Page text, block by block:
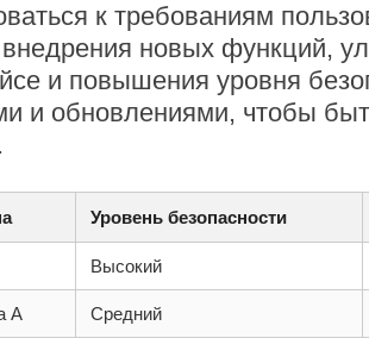
к требованиям
новых функций,
и повышения уровня
и обновлениями, чтобы
Уровень безопасности
Высокий
А Средний